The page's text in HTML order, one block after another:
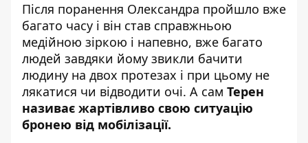
Після поранення Олександра пройшло вже
багато часу і він став справжньою
медійною зіркою і напевно, вже багато
людей завдяки йому звикли бачити
людину на двох протезах і при цьому не
лякатися чи відводити очі. А сам Терен
називає жартівливо свою ситуацію
бронею від мобілізації.